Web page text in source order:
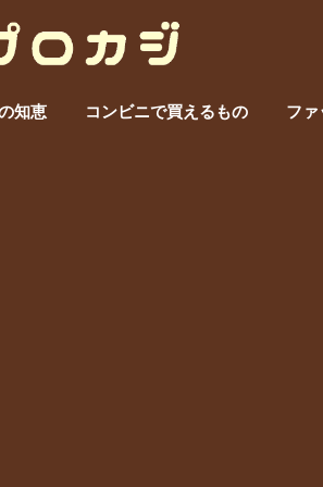
知恵 コンビニで買えるもの ファ